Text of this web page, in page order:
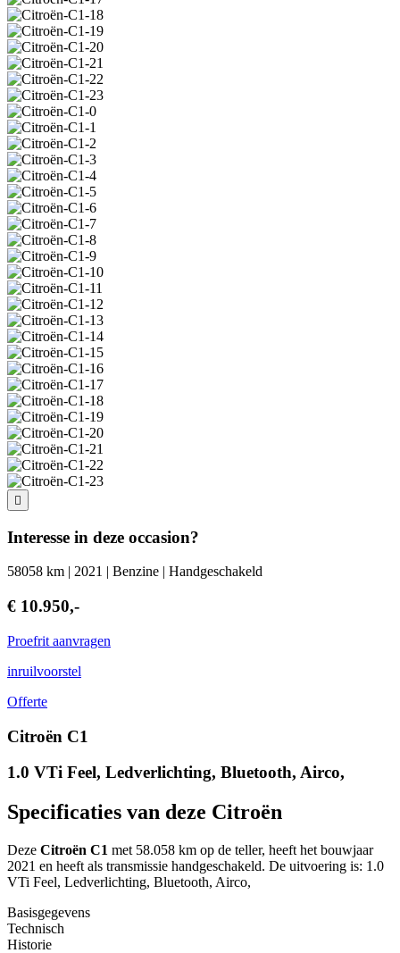
Interesse in deze occasion?
58058 km | 2021 | Benzine | Handgeschakeld
€ 10.950,-
Proefrit aanvragen
inruilvoorstel
Offerte
Citroën C1
1.0 VTi Feel, Ledverlichting, Bluetooth, Airco,
Specificaties van deze Citroën
Deze Citroën C1 met 58.058 km op de teller, heeft het bouwjaar
2021 en heeft als transmissie handgeschakeld. De uitvoering is: 1.0
VTi Feel, Ledverlichting, Bluetooth, Airco,
Basisgegevens
Technisch
Historie